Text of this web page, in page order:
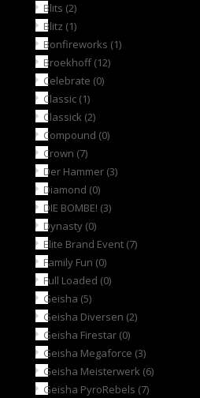
Blits (2)
Blitz (1)
Bonfireworks (1)
Broekhoff (12)
Celebrate (0)
Classic (1)
Classick (2)
Compound (0)
Crown (7)
Der Hammer (3)
Diamond (0)
DIE BOMBE! (3)
Dynasty (0)
Elite Brand Event (7)
Family Fun (0)
Full Loaded (0)
Geisha (5)
Geisha Diversen (2)
Geisha Firestar (0)
Geisha Megaforce (3)
Geisha Meisterwerk (6)
Geisha PyroRebels (7)